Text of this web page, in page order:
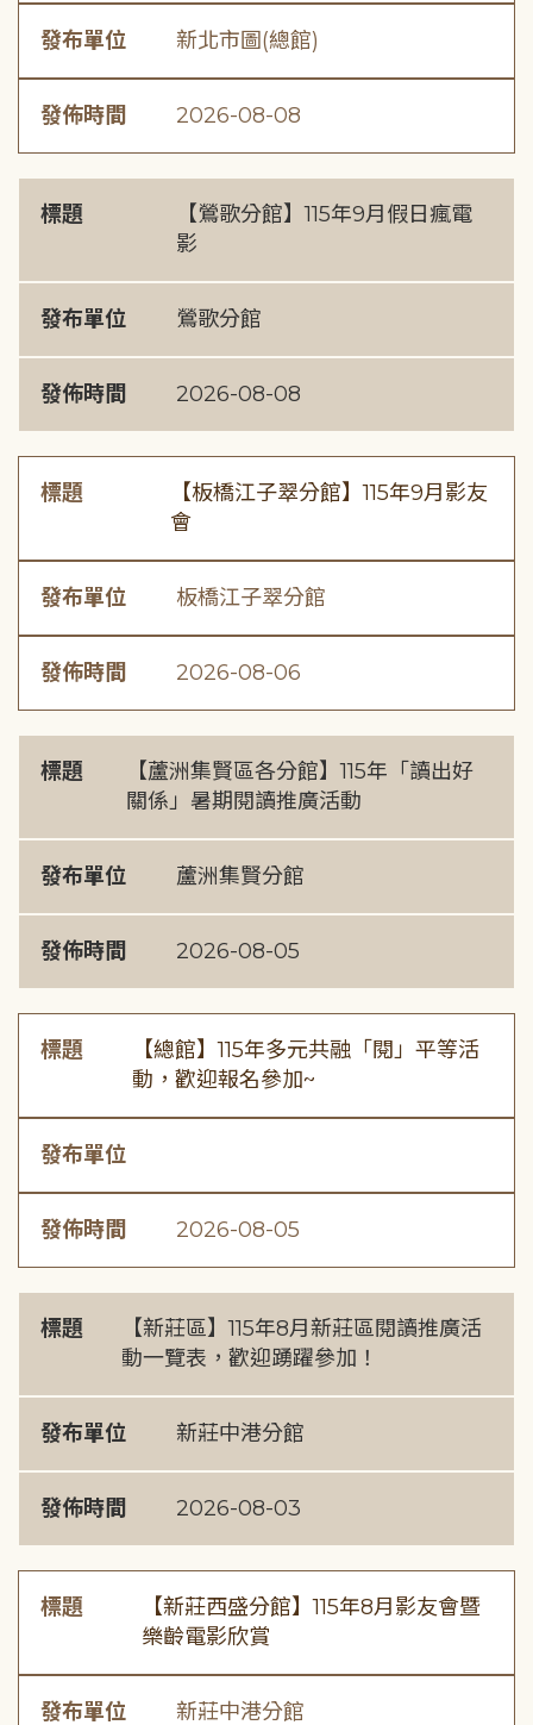
發布單位 新北市圖(總館)
發佈時間 2026-08-08
標題
【鶯歌分館】115年9月假日瘋電
影
發布單位 鶯歌分館
發佈時間 2026-08-08
標題
【板橋江子翠分館】115年9月影友
會
發布單位 板橋江子翠分館
發佈時間 2026-08-06
標題
【蘆洲集賢區各分館】115年「讀出好
關係」暑期閱讀推廣活動
發布單位 蘆洲集賢分館
發佈時間 2026-08-05
標題
【總館】115年多元共融「閱」平等活
動，歡迎報名參加~
發布單位
發佈時間 2026-08-05
標題
【新莊區】115年8月新莊區閱讀推廣活
動一覽表，歡迎踴躍參加！
發布單位 新莊中港分館
發佈時間 2026-08-03
標題
【新莊西盛分館】115年8月影友會暨
樂齡電影欣賞
發布單位 新莊中港分館